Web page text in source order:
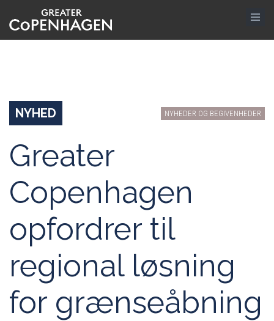
hovedindhold
NYHED NYHEDER OG BEGIVENHEDER
Greater
Copenhagen
opfordrer til
regional løsning
for grænseåbning